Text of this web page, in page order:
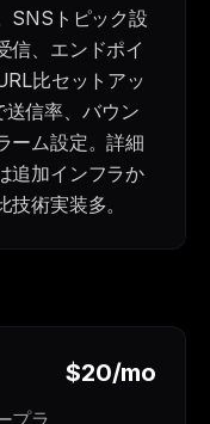
SNSトピック設
信、エンドポイ
比セットアッ
信率、バウン
ーム設定。詳細
追加インフラか
術実装多。
プラ
$20/mo